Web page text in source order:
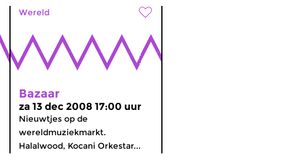
Wereld
Bazaar
za 13 dec 2008 17:00 uur
Nieuwtjes op de
wereldmuziekmarkt.
Halalwood, Kocani Orkestar...